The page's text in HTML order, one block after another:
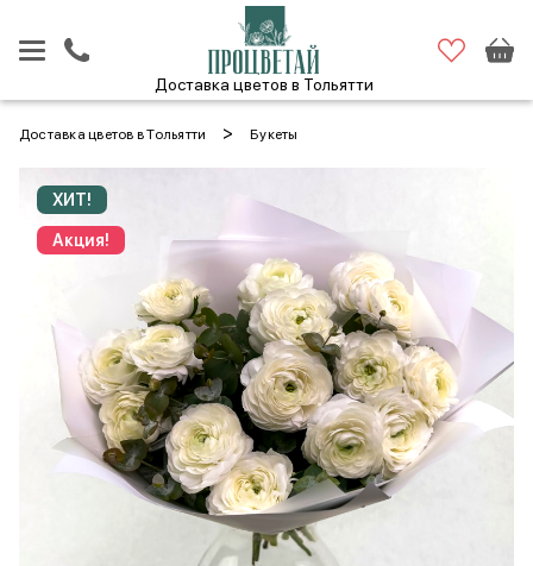
Доставка цветов в Тольятти
Доставка цветов в Тольятти > Букеты
ХИТ!
Акция!